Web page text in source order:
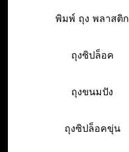
พิมพ์ ถุง พลาสติก
ถุงซิปล็อค
ถุงขนมปัง
ถุงซิปล็อคขุ่น